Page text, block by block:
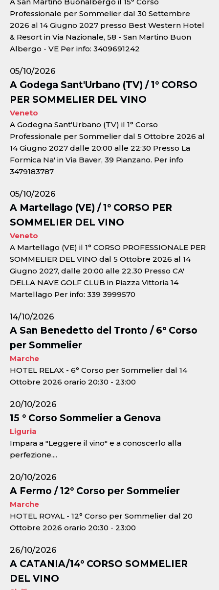
Professionale per Sommelier dal 30 Settembre
2026 al 14 Giugno 2027 presso Best Western Hotel
& Resort in Via Nazionale, 58 - San Martino Buon
Albergo - VE Per info: 3409691242
05/10/2026
A Godega Sant'Urbano (TV) / 1° CORSO
PER SOMMELIER DEL VINO
Veneto
A Godegna Sant'Urbano (TV) il 1° Corso
Professionale per Sommelier dal 5 Ottobre 2026 al
14 Giugno 2027 dalle 20:00 alle 22:30 Presso La
Formica Na' in Via Baver, 39 Pianzano. Per info
3479183787
05/10/2026
A Martellago (VE) / 1° CORSO PER
SOMMELIER DEL VINO
Veneto
A Martellago (VE) il 1° CORSO PROFESSIONALE PER
SOMMELIER DEL VINO dal 5 Ottobre 2026 al 14
Giugno 2027, dalle 20:00 alle 22.30 Presso CA'
DELLA NAVE GOLF CLUB in Piazza Vittoria 14
Martellago Per info: 339 3999570
14/10/2026
A San Benedetto del Tronto / 6° Corso
per Sommelier
Marche
HOTEL RELAX - 6° Corso per Sommelier dal 14
Ottobre 2026 orario 20:30 - 23:00
20/10/2026
15 ° Corso Sommelier a Genova
Liguria
Impara a "Leggere il vino" e a conoscerlo alla
perfezione....
20/10/2026
A Fermo / 12° Corso per Sommelier
Marche
HOTEL ROYAL - 12° Corso per Sommelier dal 20
Ottobre 2026 orario 20:30 - 23:00
26/10/2026
A CATANIA/14° CORSO SOMMELIER
DEL VINO